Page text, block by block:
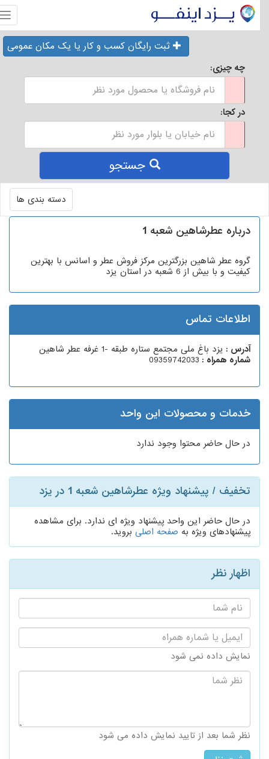
منو
ثبت رایگان کسب و کار یا یک مکان عمومی
چه چیزی:
در کجا:
جستجو
Toggle
navigation
دسته بندی ها
درباره عطرشاهین شعبه 1
گروه عطر شاهین بزرگترین مرکز فروش عطر و اسانس با بهترین
کیفیت و با بیش از 6 شعبه در استان یزد
اطلاعات تماس
آدرس :یزد باغ ملی مجتمع ستاره طبقه -1 غرفه عطر شاهین
شماره همراه :09359742033
خدمات و محصولات این واحد
در حال حاضر محتوا وجود ندارد
تخفیف / پیشنهاد ویژه عطرشاهین شعبه 1 در یزد
در حال حاضر این واحد پیشنهاد ویژه ای ندارد. برای مشاهده
پیشنهادهای ویژه بهصفحه اصلیبروید.
اظهار نظر
نام
شما:
ایمیل
شماره
همراه:
نمایش داده نمی شود
نظر
نظر شما بعد از تایید نمایش داده می شود